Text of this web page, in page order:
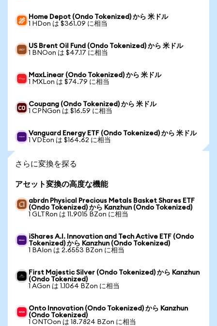
Home Depot (Ondo Tokenized) から 米ドル
1 HDon は $361.09 に相当
US Brent Oil Fund (Ondo Tokenized) から 米ドル
1 BNOon は $47.17 に相当
MaxLinear (Ondo Tokenized) から 米ドル
1 MXLon は $74.79 に相当
Coupang (Ondo Tokenized) から 米ドル
1 CPNGon は $16.59 に相当
Vanguard Energy ETF (Ondo Tokenized) から 米ドル
1 VDEon は $164.62 に相当
さらに変換を探る
アセット変換の高度な機能
abrdn Physical Precious Metals Basket Shares ETF
(Ondo Tokenized) から Kanzhun (Ondo Tokenized)
1 GLTRon は 11.9015 BZon に相当
iShares A.I. Innovation and Tech Active ETF (Ondo
Tokenized) から Kanzhun (Ondo Tokenized)
1 BAIon は 2.6553 BZon に相当
First Majestic Silver (Ondo Tokenized) から Kanzhun
(Ondo Tokenized)
1 AGon は 1.1064 BZon に相当
Onto Innovation (Ondo Tokenized) から Kanzhun
(Ondo Tokenized)
1 ONTOon は 18.7824 BZon に相当